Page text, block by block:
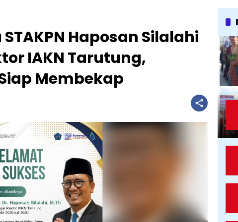
Haposan Silalahi
IAKN Tarutung,
Membekap